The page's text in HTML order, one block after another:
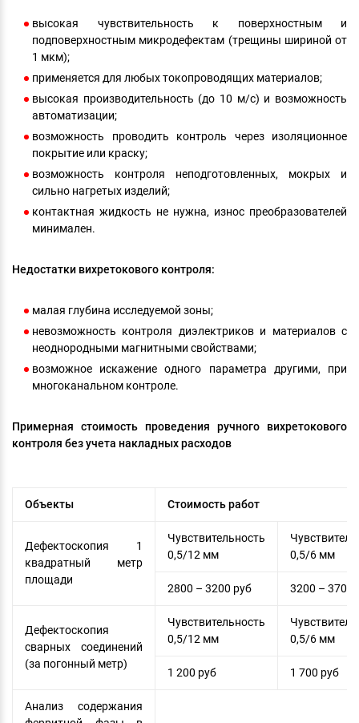
высокая чувствительность к поверхностным и
подповерхностным микродефектам (трещины шириной от
1 мкм);
применяется для любых токопроводящих материалов;
высокая производительность (до 10 м/с) и возможность
автоматизации;
возможность проводить контроль через изоляционное
покрытие или краску;
возможность контроля неподготовленных, мокрых и
сильно нагретых изделий;
контактная жидкость не нужна, износ преобразователей
минимален.
Недостатки вихретокового контроля:
малая глубина исследуемой зоны;
невозможность контроля диэлектриков и материалов с
неоднородными магнитными свойствами;
возможное искажение одного параметра другими, при
многоканальном контроле.
Примерная стоимость проведения ручного вихретокового
контроля без учета накладных расходов
Объекты Стоимость работ
Дефектоскопия 1
квадратный метр
площади
Чувствительность
0,5/12 мм
0,5/6 мм
2800 – 3200 руб 3200 – 3700
Дефектоскопия
сварных соединений
(за погонный метр)
Чувствительность
0,5/12 мм
0,5/6 мм
1 200 руб 1 700 руб
Анализ содержания